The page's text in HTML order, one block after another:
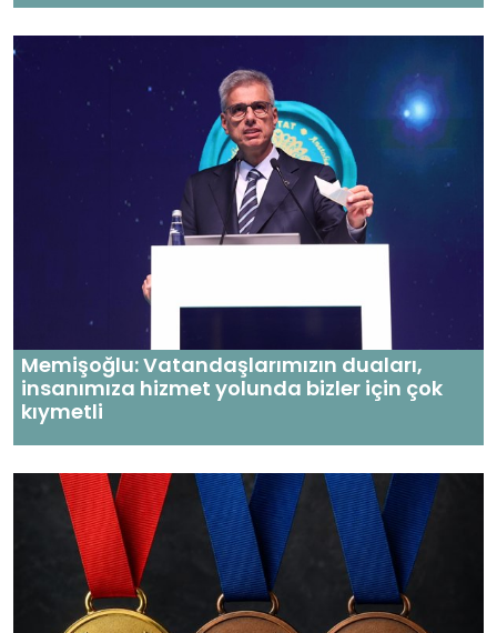
Memişoğlu: Vatandaşlarımızın duaları,
insanımıza hizmet yolunda bizler için çok
kıymetli